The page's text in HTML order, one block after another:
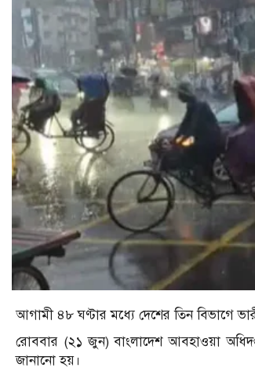
আগামী ৪৮ ঘণ্টার মধ্যে দেশের তিন বিভাগে
রোববার (২১ জুন) বাংলাদেশ আবহাওয়া
জানানো হয়।